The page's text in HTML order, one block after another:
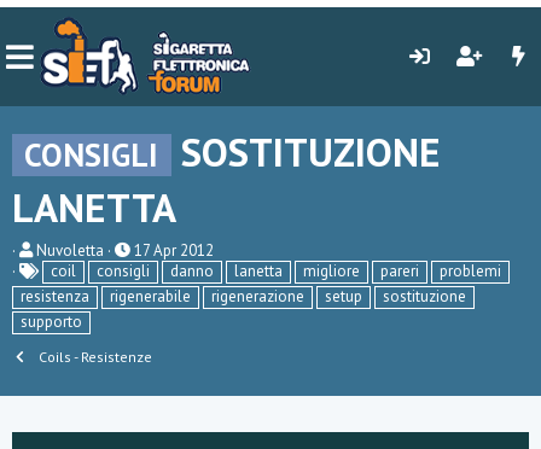
CONSIGLI
SOSTITUZIONE
LANETTA
C
r
e
a
t
Nuvoletta
D
a
t
a
i
17 Apr 2012
coil
consigli danno lanetta migliore pareri
problemi
resistenza
rigenerabile rigenerazione setup
sostituzione
supporto
Coils - Resistenze